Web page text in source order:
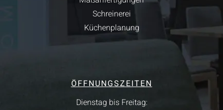
Schreinerei
Küchenplanung
ÖFFNUNGSZEITEN
Dienstag bis Freitag: